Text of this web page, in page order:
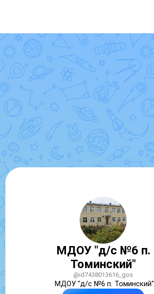
МДОУ "д/с №6 п.
Томинский"
@id7438013616_gos
МДОУ "д/с №6 п. Томинский"